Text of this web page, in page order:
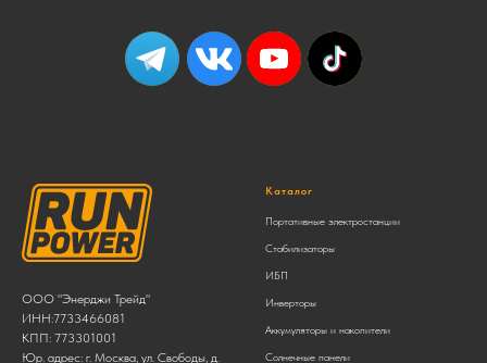
ООО "Энерджи Трейд"
ИНН:7733466081
КПП: 773301001
Юр. адрес: г. Москва, ул. Свободы, д.
Каталог
Портативные электростанции
Стабилизаторы
ИБП
Инверторы
Аккумуляторы и накопители
Солнечные панели